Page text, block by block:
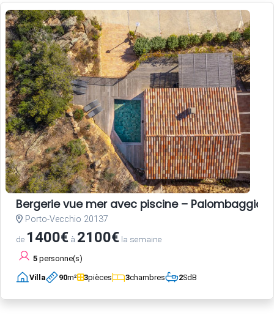
Bergerie vue mer avec piscine – Palombaggia,
Porto-Vecchio 20137
de 1400€ à 2100€ la semaine
5 personne(s)
Villa 90m² 3pièces 3chambres 2SdB